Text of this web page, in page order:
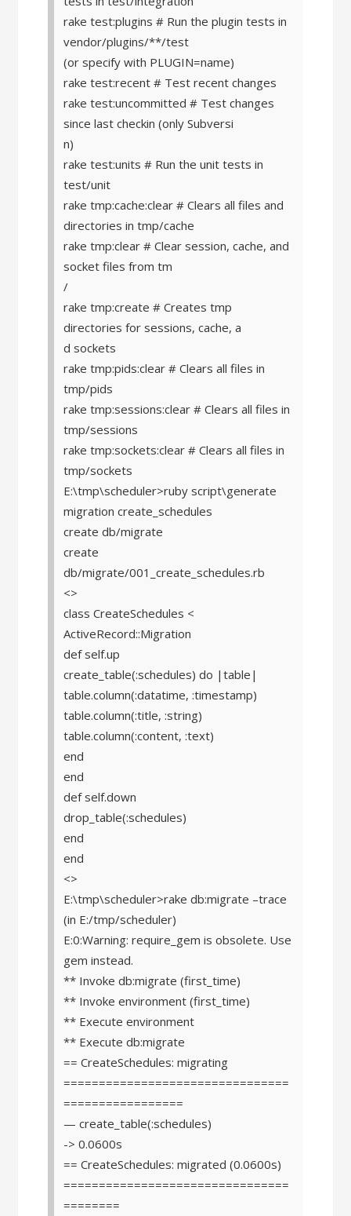
rake test:plugins # Run the plugin tests in
vendor/plugins/**/test
(or specify with PLUGIN=name)
rake test:recent # Test recent changes
rake test:uncommitted # Test changes
since last checkin (only Subversi
n)
rake test:units # Run the unit tests in
test/unit
rake tmp:cache:clear # Clears all files and
directories in tmp/cache
rake tmp:clear # Clear session, cache, and
socket files from tm
/
rake tmp:create # Creates tmp
directories for sessions, cache, a
d sockets
rake tmp:pids:clear # Clears all files in
tmp/pids
rake tmp:sessions:clear # Clears all files in
tmp/sessions
rake tmp:sockets:clear # Clears all files in
tmp/sockets
E:\tmp\scheduler>ruby script\generate
migration create_schedules
create db/migrate
create
db/migrate/001_create_schedules.rb
<>
class CreateSchedules <
ActiveRecord::Migration
def self.up
create_table(:schedules) do |table|
table.column(:datatime, :timestamp)
table.column(:title, :string)
table.column(:content, :text)
end
end
def self.down
drop_table(:schedules)
end
end
<>
E:\tmp\scheduler>rake db:migrate –trace
(in E:/tmp/scheduler)
E:0:Warning: require_gem is obsolete. Use
gem instead.
** Invoke db:migrate (first_time)
** Invoke environment (first_time)
** Execute environment
** Execute db:migrate
== CreateSchedules: migrating
================================
=================
— create_table(:schedules)
-> 0.0600s
== CreateSchedules: migrated (0.0600s)
================================
========